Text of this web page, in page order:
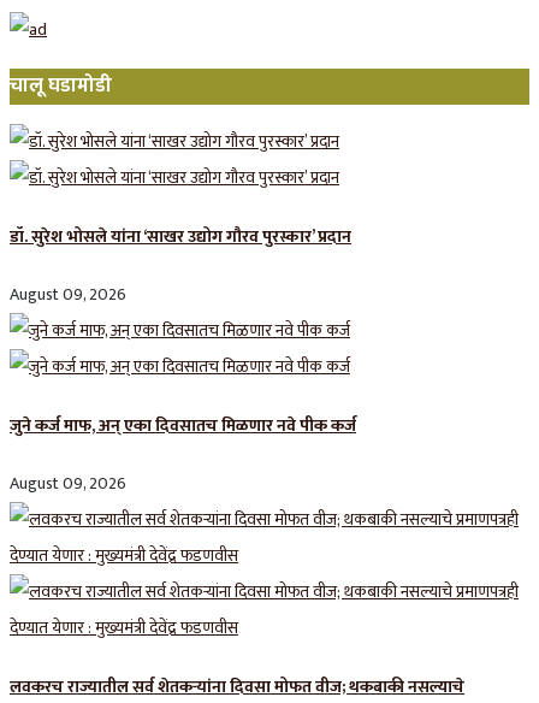
चालू घडामोडी
डॉ. सुरेश भोसले यांना ‘साखर उद्योग गौरव पुरस्कार’ प्रदान
August 09, 2026
जुने कर्ज माफ, अन् एका दिवसातच मिळणार नवे पीक कर्ज
August 09, 2026
लवकरच राज्यातील सर्व शेतकऱ्यांना दिवसा मोफत वीज; थकबाकी नसल्याचे